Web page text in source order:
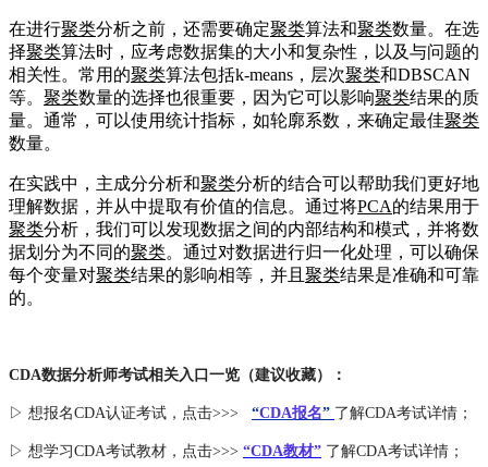
在进行聚类分析之前，还需要确定聚类算法和聚类数量。在选
择聚类算法时，应考虑数据集的大小和复杂性，以及与问题的
相关性。常用的聚类算法包括k-means，层次聚类和DBSCAN
等。 聚类数量的选择也很重要，因为它可以影响聚类结果的质
量。通常，可以使用统计指标，如轮廓系数，来确定最佳聚类
数量。
在实践中，主成分分析和聚类分析的结合可以帮助我们更好地
理解数据，并从中提取有价值的信息。通过将PCA的结果用于
聚类分析，我们可以发现数据之间的内部结构和模式，并将数
据划分为不同的聚类。通过对数据进行归一化处理，可以确保
每个变量对聚类结果的影响相等，并且 聚类结果是准确和可靠
的。
CDA数据分析师考试相关入口一览（建议收藏）：
▷ 想报名CDA认证考试，点击>>> “CDA报名” 了解CDA考试详情；
▷ 想学习CDA考试教材，点击>>> “CDA教材” 了解CDA考试详情；